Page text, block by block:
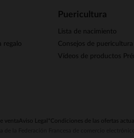
regalo
Puericultura
Lista de nacimiento
Consejos de puericultura
Vídeos de productos
ventaAviso Legal *Condiciones de las ofertas